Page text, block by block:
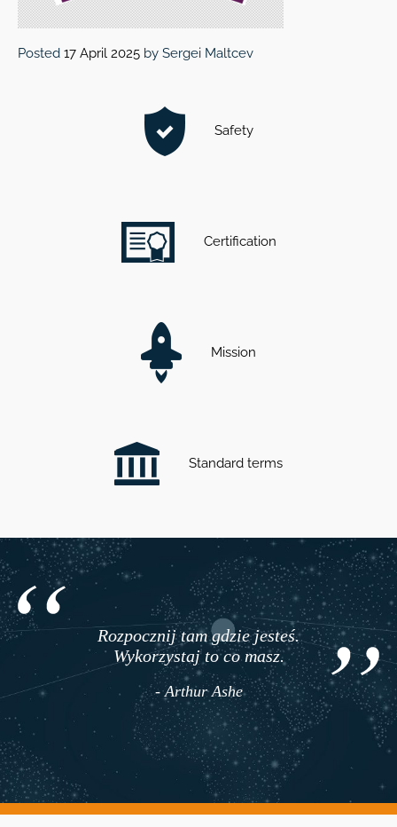
Posted 17 April 2025 by Sergei Maltcev
Safety
Certification
Mission
Standard terms
Rozpocznij tam gdzie jesteś.
Wykorzystaj to co masz.
- Arthur Ashe